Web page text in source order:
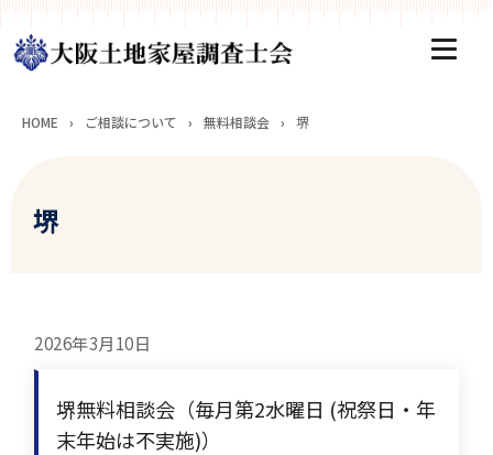
HOME › ご相談について › 無料相談会 › 堺
堺
2026年3月10日
堺無料相談会（毎月第2水曜日 (祝祭日・年
末年始は不実施)）